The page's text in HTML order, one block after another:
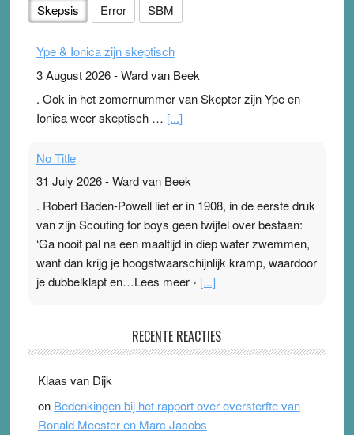
Skepsis Error SBM
Ype & Ionica zijn skeptisch
3 August 2026-Ward van Beek
. Ook in het zomernummer van Skepter zijn Ype en
Ionica weer skeptisch … [...]
No Title
31 July 2026-Ward van Beek
. Robert Baden-Powell liet er in 1908, in de eerste druk
van zijn Scouting for boys geen twijfel over bestaan:
‘Ga nooit pal na een maaltijd in diep water zwemmen,
want dan krijg je hoogstwaarschijnlijk kramp, waardoor
je dubbelklapt en…Lees meer › [...]
Ward van Beek
topsporters. Ze hopen ermee hun hartslag te verlagen
terwijl ze meer zuurstof opnemen. Daarop heeft zo’n
pleister geen effect. Maar het gevoel ‘makkelijker te
RECENTE REACTIES
Klaas van Dijk
on Bedenkingen bij het rapport over oversterfte van
Ronald Meester en Marc Jacobs